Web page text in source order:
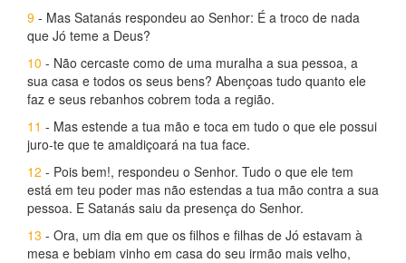
9 - Mas Satanás respondeu ao Senhor: É a troco de nada
que Jó teme a Deus?
10 - Não cercaste como de uma muralha a sua pessoa, a
sua casa e todos os seus bens? Abençoas tudo quanto ele
faz e seus rebanhos cobrem toda a região.
11 - Mas estende a tua mão e toca em tudo o que ele possui
juro-te que te amaldiçoará na tua face.
12 - Pois bem!, respondeu o Senhor. Tudo o que ele tem
está em teu poder mas não estendas a tua mão contra a sua
pessoa. E Satanás saiu da presença do Senhor.
13 - Ora, um dia em que os filhos e filhas de Jó estavam à
mesa e bebiam vinho em casa do seu irmão mais velho,